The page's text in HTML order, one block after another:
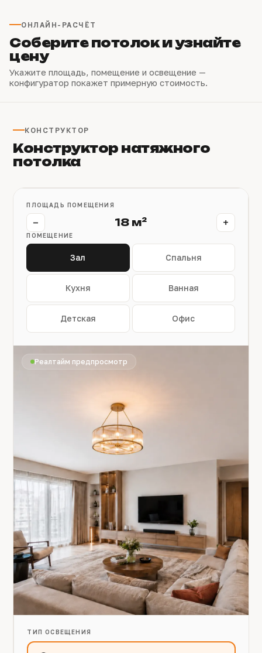
ОНЛАЙН-РАСЧЁТ
Соберите потолок и узнайте
цену
Укажите площадь, помещение и освещение —
конфигуратор покажет примерную стоимость.
КОНСТРУКТОР
Конструктор натяжного
потолка
ПЛОЩАДЬ ПОМЕЩЕНИЯ
− 18 м² +
ПОМЕЩЕНИЕ
Зал Спальня
Кухня Ванная
Детская Офис
Реалтайм предпросмотр
ТИП ОСВЕЩЕНИЯ